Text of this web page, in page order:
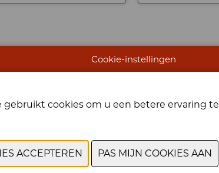
200
EXPOSANTEN
Cookie-instellingen
gebruikt cookies om u een betere ervaring